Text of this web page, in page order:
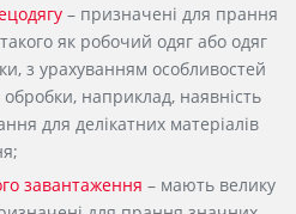
– призначені для прання
як робочий одяг або одяг
з урахуванням особливостей
обробки, наприклад, наявність
для делікатних матеріалів
завантаження – мають велику